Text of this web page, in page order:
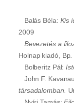
Balás Béla: Kis
2009
Bevezetés a
Holnap kiadó, Bp.
Bolberitz Pál:
John F.
társadalomban.